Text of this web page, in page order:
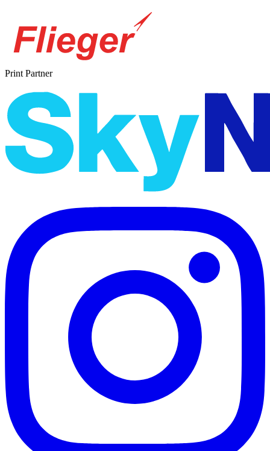
Print Partner